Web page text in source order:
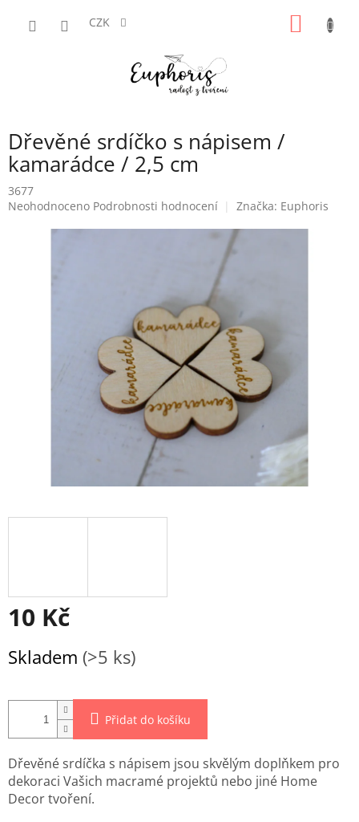
CZK
Dřevěné srdíčko s nápisem /
kamarádce / 2,5 cm
3677
Průměrné
Neohodnoceno Podrobnosti hodnocení Značka: Euphoris
10 Kč
cena:
Skladem (>5 ks)
Přidat do košíku
Dřevěné srdíčka s nápisem jsou skvělým doplňkem pro
dekoraci Vašich macramé projektů nebo jiné Home
Decor tvoření.